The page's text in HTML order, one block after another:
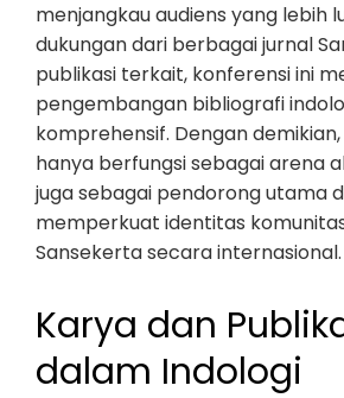
menjangkau audiens yang lebih
dukungan dari berbagai jurnal
publikasi terkait, konferensi ini
pengembangan bibliografi
komprehensif. Dengan
hanya berfungsi sebagai arena
juga sebagai pendorong utama
memperkuat identitas
Sansekerta secara internasional.
Karya dan
dalam Indologi